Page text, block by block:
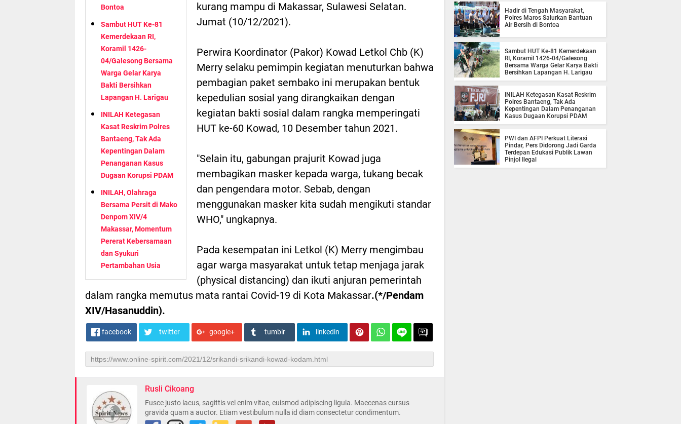
Bontoa
Sambut HUT Ke-81
Kemerdekaan RI,
Koramil 1426-
04/Galesong Bersama
Warga Gelar Karya
Bakti Bersihkan
Lapangan H. Larigau
INILAH Ketegasan
Kasat Reskrim Polres
Bantaeng, Tak Ada
Kepentingan Dalam
Penanganan Kasus
Dugaan Korupsi PDAM
INILAH, Olahraga
Bersama Persit di Mako
Denpom XIV/4
Makassar, Momentum
Pererat Kebersamaan
dan Syukuri
Pertambahan Usia
kurang mampu di Makassar, Sulawesi Selatan.
Jumat (10/12/2021).
Perwira Koordinator (Pakor) Kowad Letkol Chb (K)
Merry selaku pemimpin kegiatan menuturkan bahwa
pembagian paket sembako ini merupakan bentuk
kepedulian sosial yang dirangkaikan dengan
kegiatan bakti sosial dalam rangka memperingati
HUT ke-60 Kowad, 10 Desember tahun 2021.
"Selain itu, gabungan prajurit Kowad juga
membagikan masker kepada warga, tukang becak
dan pengendara motor. Sebab, dengan
menggunakan masker kita sudah mengikuti standar
WHO," ungkapnya.
Pada kesempatan ini Letkol (K) Merry mengimbau
agar warga masyarakat untuk tetap menjaga jarak
(physical distancing) dan ikuti anjuran pemerintah
dalam rangka memutus mata rantai Covid-19 di Kota Makassar.(*/Pendam
XIV/Hasanuddin).
facebook twitter google+ tumblr linkedin
Rusli Cikoang
Fusce justo lacus, sagittis vel enim vitae, euismod adipiscing ligula. Maecenas cursus
gravida quam a auctor. Etiam vestibulum nulla id diam consectetur condimentum.
Hadir di Tengah Masyarakat,
Polres Maros Salurkan Bantuan
Air Bersih di Bontoa
Sambut HUT Ke-81 Kemerdekaan
RI, Koramil 1426-04/Galesong
Bersama Warga Gelar Karya Bakti
Bersihkan Lapangan H. Larigau
INILAH Ketegasan Kasat Reskrim
Polres Bantaeng, Tak Ada
Kepentingan Dalam Penanganan
Kasus Dugaan Korupsi PDAM
PWI dan AFPI Perkuat Literasi
Pindar, Pers Didorong Jadi Garda
Terdepan Edukasi Publik Lawan
Pinjol Ilegal